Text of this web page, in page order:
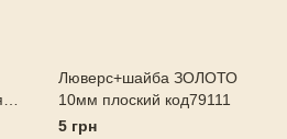
Люверс+шайба ЗОЛОТО
10мм плоский код79111
5 грн